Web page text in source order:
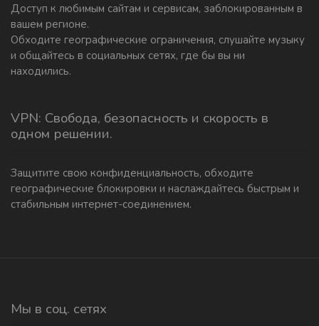
Доступ к любимым сайтам и сервисам, заблокированным в
вашем регионе.
Обходите географические ограничения, слушайте музыку
и общайтесь в социальных сетях, где бы вы ни
находились.
VPN: Свобода, безопасность и скорость в
одном решении.
Защитите свою конфиденциальность, обходите
географические блокировки и наслаждайтесь быстрым и
стабильным интернет-соединением.
Мы в соц. сетях